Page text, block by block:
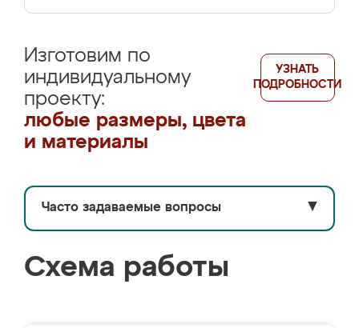
Изготовим по
индивидуальному
проекту:
любые размеры, цвета
и материалы
УЗНАТЬ
ПОДРОБНОСТИ
Часто задаваемые вопросы ▼
Схема работы